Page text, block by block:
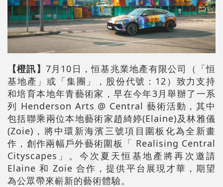
【橙訊】 7月10日，恒基兆業地產有限公司（「恒
基地產」或「集團」，股份代號：12）致力支持
和培育本地年青藝術家，早在今年3月舉辦了一系
列 Henderson Arts @ Central 藝術活動，其中
包括聯乘兩位本地藝術家趙綺婷(Elaine)及林雅儀
(Zoie)，將中環新海濱三號項目圍板化為全新畫
作，創作兩幅戶外藝術圍板「 Realising Central
Cityscapes」。今次夏天恒基地產將再次邀請
Elaine 和 Zoie 合作，提供平台展現才華，期望
為公眾帶來嶄新的藝術體驗。